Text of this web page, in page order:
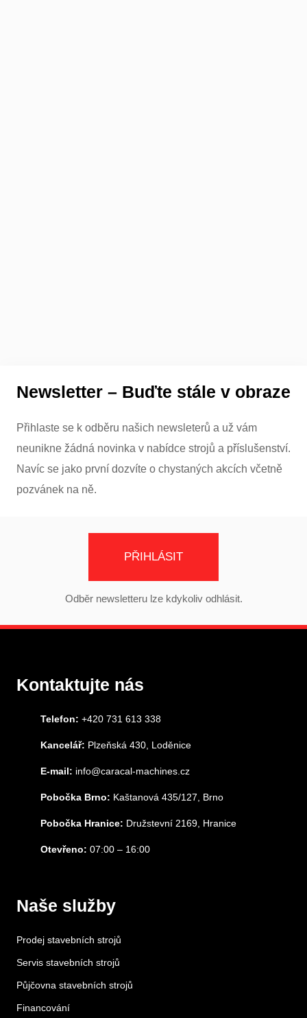
Newsletter – Buďte stále v obraze
Přihlaste se k odběru našich newsleterů a už vám
neunikne žádná novinka v nabídce strojů a příslušenství.
Navíc se jako první dozvíte o chystaných akcích včetně
pozvánek na ně.
PŘIHLÁSIT
Odběr newsletteru lze kdykoliv odhlásit.
Kontaktujte nás
Telefon: +420 731 613 338
Kancelář: Plzeňská 430, Loděnice
E-mail: info@caracal-machines.cz
Pobočka Brno: Kaštanová 435/127, Brno
Pobočka Hranice: Družstevní 2169, Hranice
Otevřeno: 07:00 – 16:00
Naše služby
Prodej stavebních strojů
Servis stavebních strojů
Půjčovna stavebních strojů
Financování